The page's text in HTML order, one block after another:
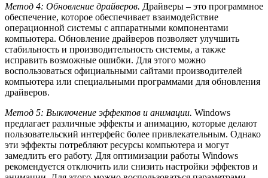
Метод 4: Обновление драйверов. Драйверы – это программное
обеспечение, которое обеспечивает взаимодействие
операционной системы с аппаратными компонентами
компьютера. Обновление драйверов позволяет улучшить
стабильность и производительность системы, а также
исправить возможные ошибки. Для этого можно
воспользоваться официальными сайтами производителей
компьютера или специальными программами для обновления
драйверов.
Метод 5: Выключение эффектов и анимации. Windows
предлагает различные эффекты и анимацию, которые делают
пользовательский интерфейс более привлекательным. Однако
эти эффекты потребляют ресурсы компьютера и могут
замедлить его работу. Для оптимизации работы Windows
рекомендуется отключить или снизить настройки эффектов и